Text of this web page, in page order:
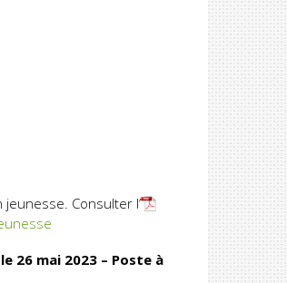
Consulter l’
26 mai 2023 – Poste à